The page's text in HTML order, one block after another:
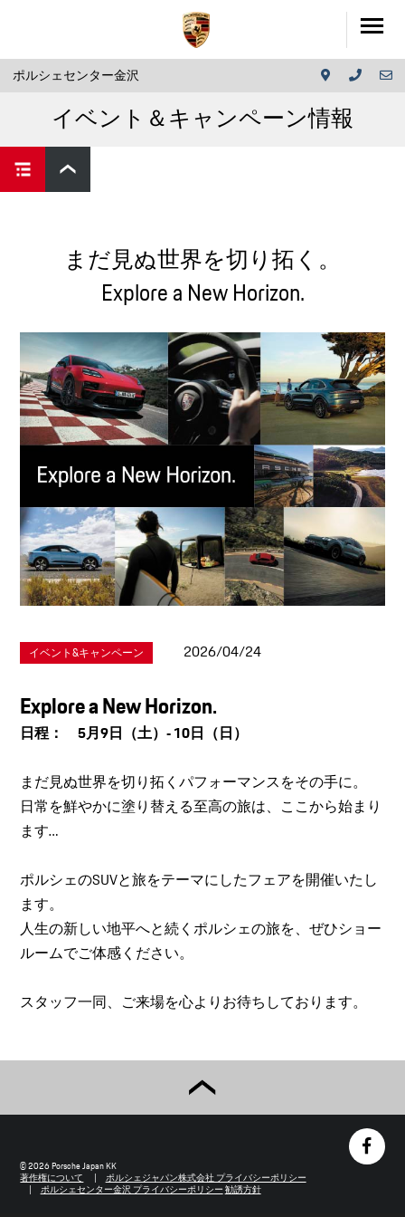
ポルシェセンター金沢
イベント＆キャンペーン情報
まだ見ぬ世界を切り拓く。
Explore a New Horizon.
イベント&キャンペーン 2026/04/24
Explore a New Horizon.
日程： 5月9日（土）‐ 10日（日）
まだ見ぬ世界を切り拓くパフォーマンスをその手に。
日常を鮮やかに塗り替える至高の旅は、ここから始まり
ます…
ポルシェのSUVと旅をテーマにしたフェアを開催いたし
ます。
人生の新しい地平へと続くポルシェの旅を、ぜひショー
ルームでご体感ください。
スタッフ一同、ご来場を心よりお待ちしております。
© 2026 Porsche Japan KK
著作権について
ポルシェジャパン株式会社 プライバシーポリシー
ポルシェセンター金沢 プライバシーポリシー 勧誘方針